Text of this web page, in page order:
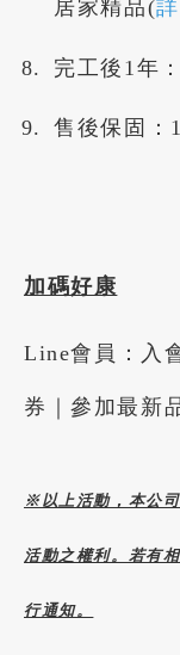
居家精品(
完工後1年
售後保固：
加碼好康
Line會員：入
券｜參加最新
※以上活動，本公
活動之權利。若有
行通知。